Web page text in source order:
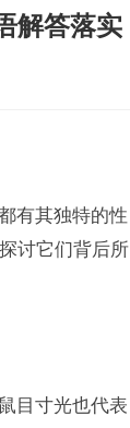
解答落实
有其独特的性
讨它们背后所
目寸光也代表